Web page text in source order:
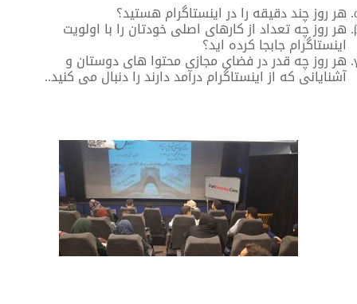
هر روز چند دقیقه را در اینستاگرام هستید؟
هر روز چه تعداد از کارهای اصلی خودتان را با اولویت
اینستاگرام جابجا کرده اید؟
هر روز چه قدر در فضای مجازی محتوا های دوستان و
آشنایانی که از اینستاگرام درآمد دارند را دنبال می کنید..